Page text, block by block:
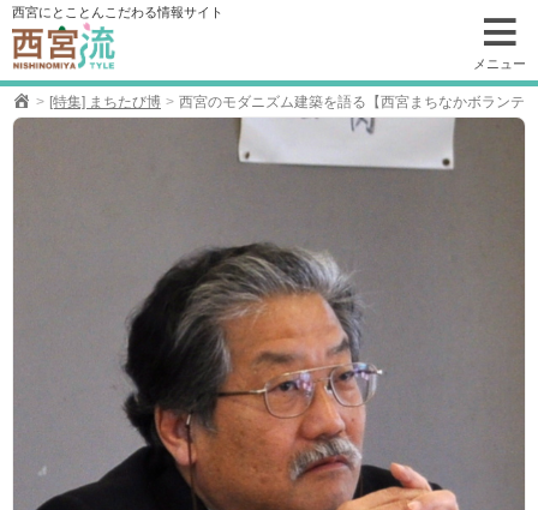
コ
ン
テ
ン
ツ
西宮にとことんこだわる情報サイト
メニュー
[特集] まちたび博 西宮のモダニズム建築を語る【西宮まちなかボランテ